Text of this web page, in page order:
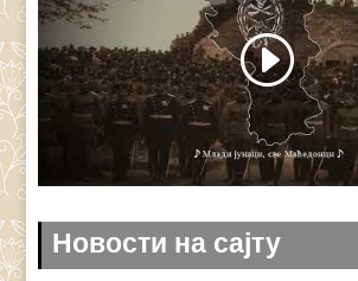
Новости на сајту